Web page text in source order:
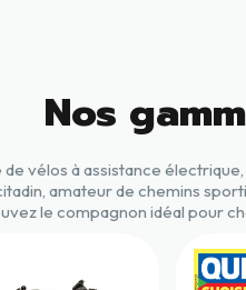
Nos
vélos à assistance
amateur de chemins
le compagnon idéal pour